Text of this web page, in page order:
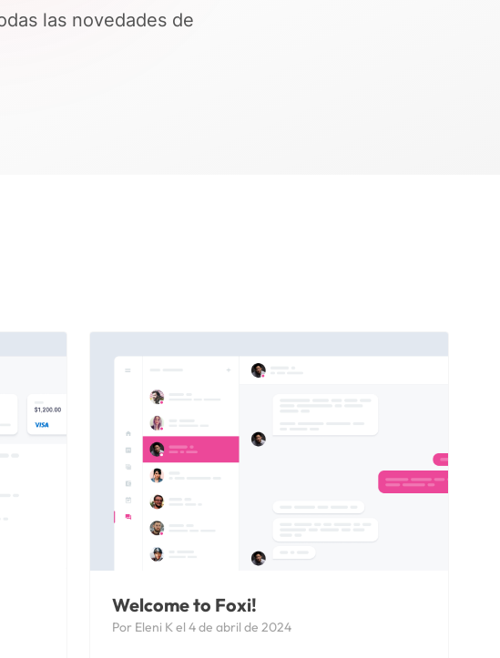
las novedades de
Welcome to Foxi!
Por Eleni K el 4 de abril de 2024